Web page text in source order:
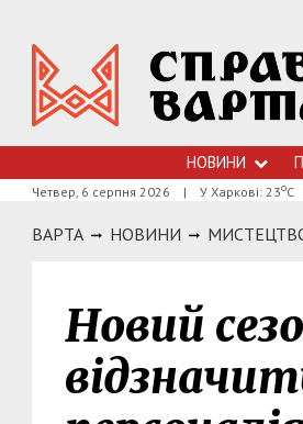
НОВИНИ
Четвер, 6 серпня 2026 | У Харкові: 23оС
ВАРТА НОВИНИ
Новий